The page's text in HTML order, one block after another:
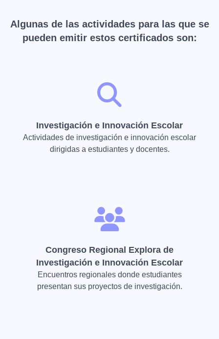
Algunas de las actividades para las que se
pueden emitir estos certificados son:
Investigación e Innovación Escolar
Actividades de investigación e innovación escolar
dirigidas a estudiantes y docentes.
Congreso Regional Explora de
Investigación e Innovación Escolar
Encuentros regionales donde estudiantes
presentan sus proyectos de investigación.